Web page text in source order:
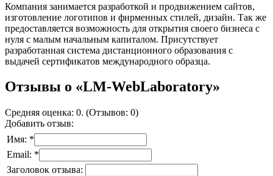
Компания занимается разработкой и продвижением сайтов,
изготовление логотипов и фирменных стилей, дизайн. Так же
предоставляется возможность для открытия своего бизнеса с
нуля с малым начальным капиталом. Присутствует
разработанная система дистанционного образования с
выдачей сертификатов международного образца.
Отзывы о «LM-WebLaboratory»
Средняя оценка: 0. (Отзывов: 0)
Добавить отзыв:
Имя: *
Email: *
Заголовок отзыва: